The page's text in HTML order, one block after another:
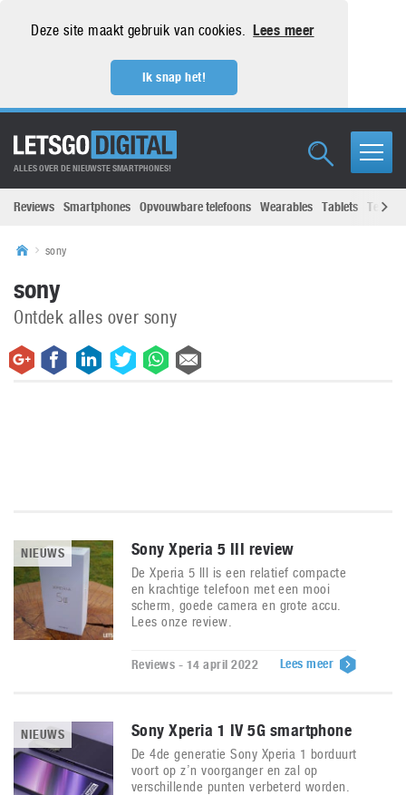
Deze site maakt gebruik van cookies. Lees meer
Ik snap het!
ALLES OVER DE NIEUWSTE SMARTPHONES!
Reviews Smartphones Opvouwbare telefoons Wearables Tablets
sony
sony
Ontdek alles over sony
NIEUWS Sony Xperia 5 III review
De Xperia 5 III is een relatief compacte
en krachtige telefoon met een mooi
scherm, goede camera en grote accu.
Lees onze review.
Reviews - 14 april 2022 Lees meer
NIEUWS Sony Xperia 1 IV 5G smartphone
De 4de generatie Sony Xperia 1 borduurt
voort op z’n voorganger en zal op
verschillende punten verbeterd worden.